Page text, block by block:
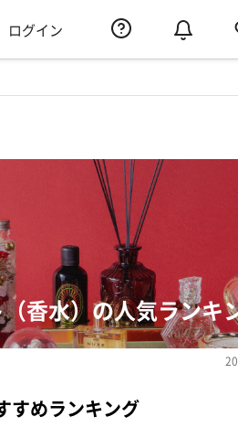
ログイン
香水）の人気ランキ
すめランキング